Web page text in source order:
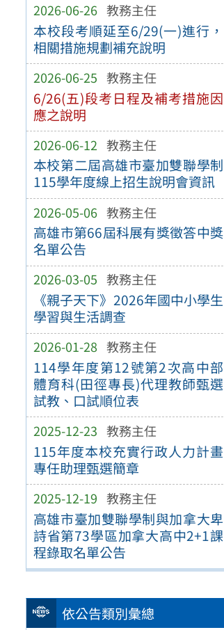
2026-06-26 教務主任
本校段考順延至6/29(一)進行，
相關措施規劃補充說明
2026-06-25 教務主任
6/26(五)段考日程及補考措施因
應之說明
2026-06-12 教務主任
本校第二屆高雄市臺加雙聯學制
115學年度線上招生說明會資訊
2026-05-06 教務主任
高雄市第66屆科展有獎徵答中獎
名單公告
2026-03-05 教務主任
《親子天下》2026年國中小學生
學習與生活調查
2026-01-28 教務主任
114學年度第12號第2次高中部
體育科(田徑專長)代理教師甄選
試教、口試順位表
2025-12-23 教務主任
115年度本校充實行政人力計畫
專任助理甄選簡章
2025-12-19 教務主任
高雄市臺加雙聯學制與加拿大卑
詩省第73學區加拿大高中2+1課
程錄取名單公告
依公告類別彙總